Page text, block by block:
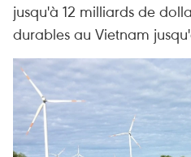
jusqu'à 12 milliards de
durables au Vietnam